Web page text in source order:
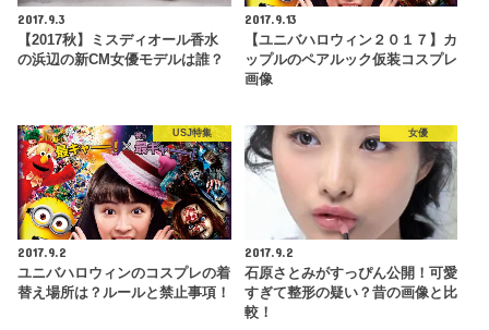
2017.9.3
【2017秋】ミスディオール香水
の浜辺の新CM女優モデルは誰？
2017.9.13
【ユニバハロウィン２０１７】カ
ップルのペアルック仮装コスプレ
画像
USJ特集
2017.9.2
ユニバハロウィンのコスプレの着
替え場所は？ルールと禁止事項！
女優
2017.9.2
石原さとみがすっぴん公開！可愛
すぎて整形の疑い？昔の画像と比
較！